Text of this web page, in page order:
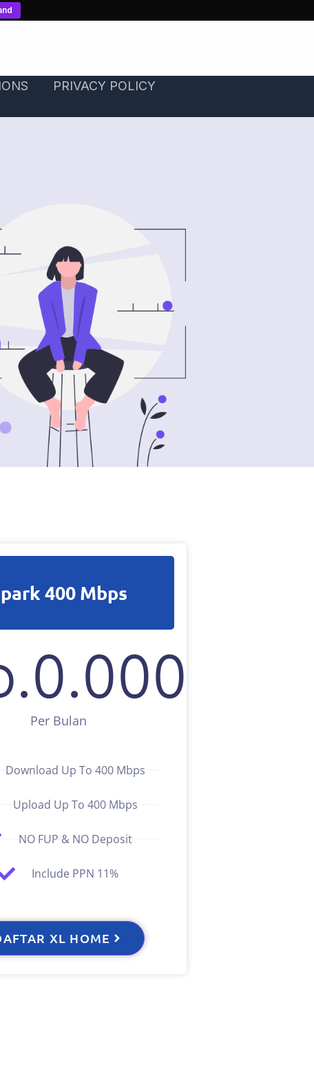
PRIVACY POLICY
400 Mbps
Per Bulan
0.000
Download Up To 400 Mbps
Upload Up To 400 Mbps
NO FUP & NO Deposit
Include PPN 11%
XL HOME